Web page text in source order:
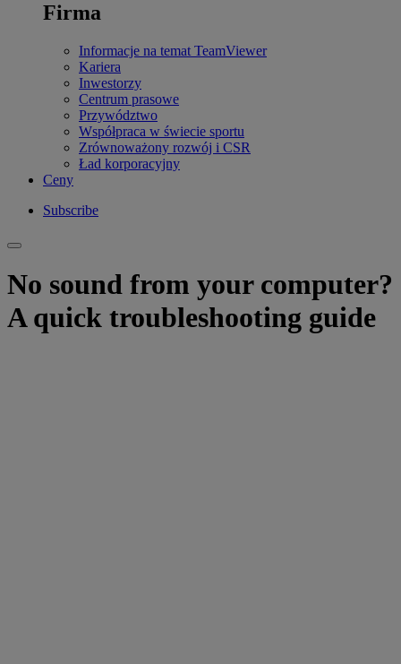
Firma
Informacje na temat TeamViewer
Kariera
Inwestorzy
Centrum prasowe
Przywództwo
Współpraca w świecie sportu
Zrównoważony rozwój i CSR
Ład korporacyjny
Ceny
Subscribe
No sound from your computer?
A quick troubleshooting guide